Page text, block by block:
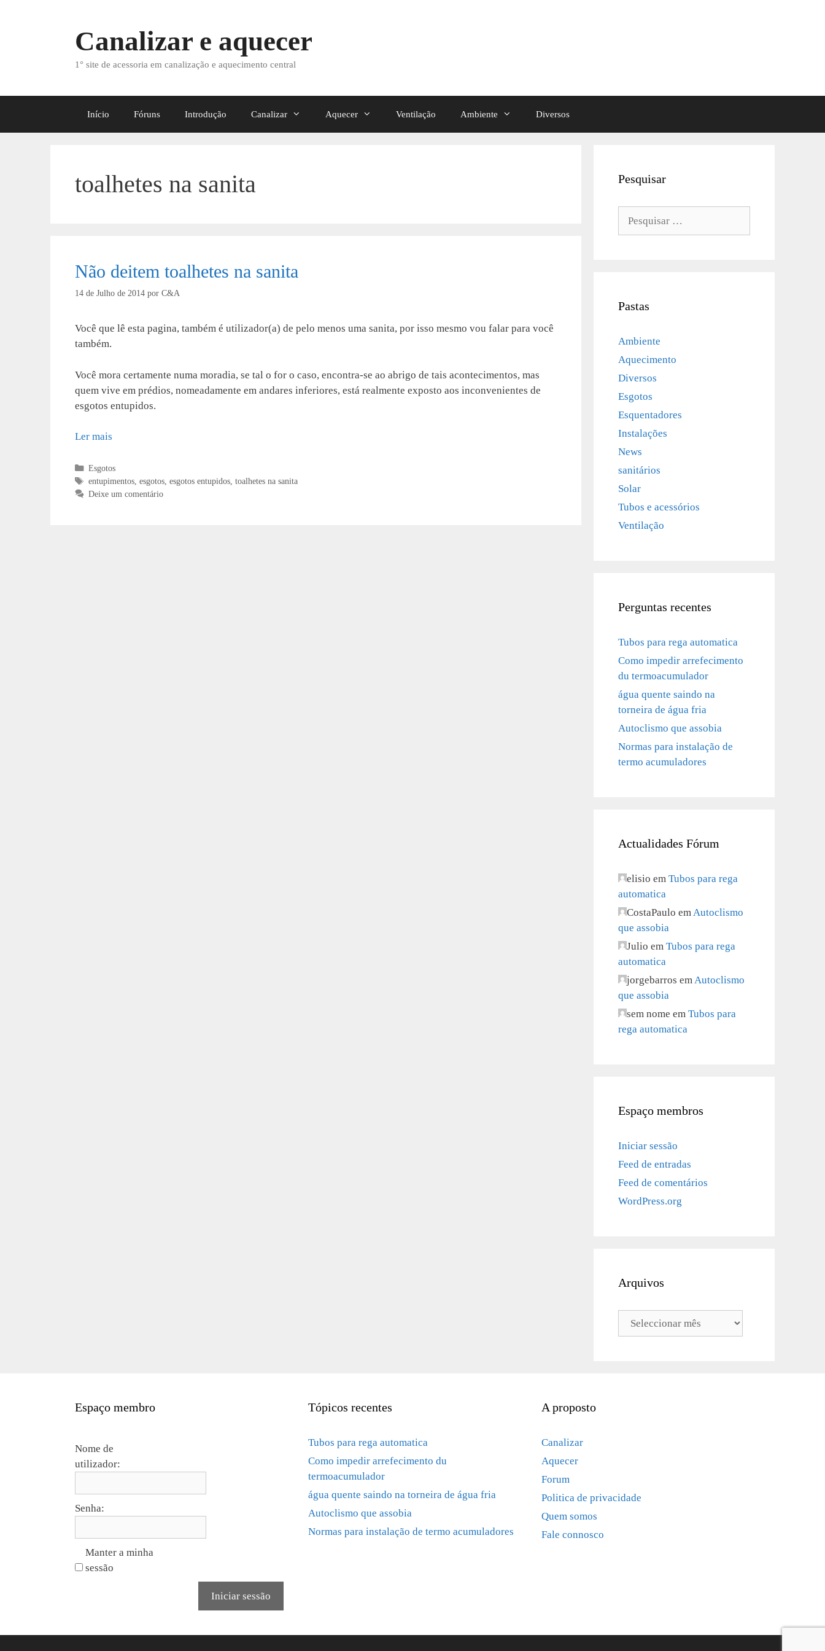
Canalizar e aquecer
1° site de acessoria em canalização e aquecimento central
Início Fóruns Introdução Canalizar Aquecer Ventilação Ambiente Diversos
toalhetes na sanita
Não deitem toalhetes na sanita
14 de Julho de 2014 por C&A
Você que lê esta pagina, também é utilizador(a) de pelo menos uma sanita, por isso mesmo vou falar para você
também.
Você mora certamente numa moradia, se tal o for o caso, encontra-se ao abrigo de tais acontecimentos, mas
quem vive em prédios, nomeadamente em andares inferiores, está realmente exposto aos inconvenientes de
esgotos entupidos.
Ler mais
Categorias
Esgotos
Etiquetas
entupimentos, esgotos, esgotos entupidos, toalhetes na sanita
Deixe um comentário
Pesquisar
Pastas
Ambiente
Aquecimento
Diversos
Esgotos
Esquentadores
Instalações
News
sanitários
Solar
Tubos e acessórios
Ventilação
Perguntas recentes
Tubos para rega automatica
Como impedir arrefecimento
du termoacumulador
água quente saindo na
torneira de água fria
Autoclismo que assobia
Normas para instalação de
termo acumuladores
Actualidades Fórum
elisio em Tubos para rega
automatica
CostaPaulo emAutoclismo
que assobia
Julio em Tubos para rega
automatica
jorgebarros emAutoclismo
que assobia
sem nome em Tubos para
rega automatica
Espaço membros
Iniciar sessão
Feed de entradas
Feed de comentários
WordPress.org
Arquivos
Arquivos
Espaço membro
Nome de
utilizador:
Senha:
Manter a minha
sessão
Iniciar sessão
Tópicos recentes
Tubos para rega automatica
Como impedir arrefecimento du
termoacumulador
água quente saindo na torneira de água fria
Autoclismo que assobia
Normas para instalação de termo acumuladores
A proposto
Canalizar
Aquecer
Forum
Politica de privacidade
Quem somos
Fale connosco